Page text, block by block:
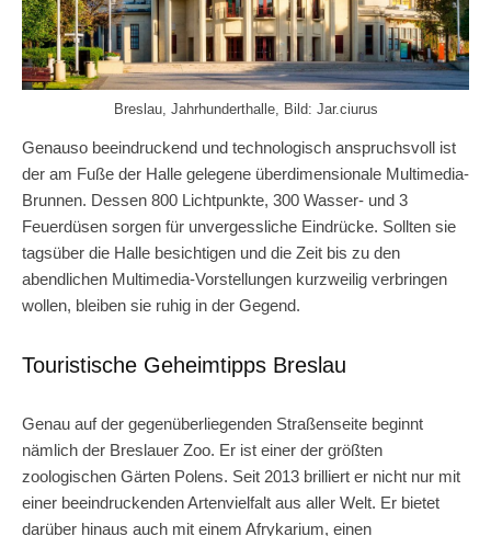
Breslau, Jahrhunderthalle, Bild: Jar.ciurus
Genauso beeindruckend und technologisch anspruchsvoll ist
der am Fuße der Halle gelegene überdimensionale Multimedia-
Brunnen. Dessen 800 Lichtpunkte, 300 Wasser- und 3
Feuerdüsen sorgen für unvergessliche Eindrücke. Sollten sie
tagsüber die Halle besichtigen und die Zeit bis zu den
abendlichen Multimedia-Vorstellungen kurzweilig verbringen
wollen, bleiben sie ruhig in der Gegend.
Touristische Geheimtipps Breslau
Genau auf der gegenüberliegenden Straßenseite beginnt
nämlich der Breslauer Zoo. Er ist einer der größten
zoologischen Gärten Polens. Seit 2013 brilliert er nicht nur mit
einer beeindruckenden Artenvielfalt aus aller Welt. Er bietet
darüber hinaus auch mit einem Afrykarium, einen